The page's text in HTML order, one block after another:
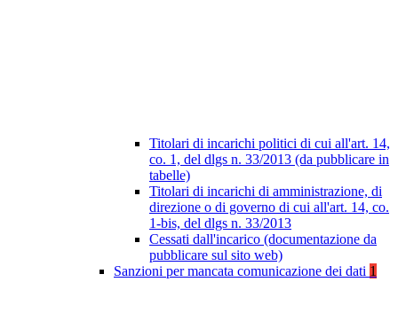
Titolari di incarichi politici di cui all'art. 14,
co. 1, del dlgs n. 33/2013 (da pubblicare in
tabelle)
Titolari di incarichi di amministrazione, di
direzione o di governo di cui all'art. 14, co.
1-bis, del dlgs n. 33/2013
Cessati dall'incarico (documentazione da
pubblicare sul sito web)
Sanzioni per mancata comunicazione dei dati 1